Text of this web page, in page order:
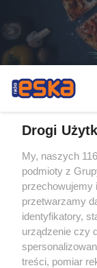
Drogi
My, naszych
podmioty z
przechowujemy
przetwarzamy
identyfikatory,
urządzenie czy
treści, pomiar